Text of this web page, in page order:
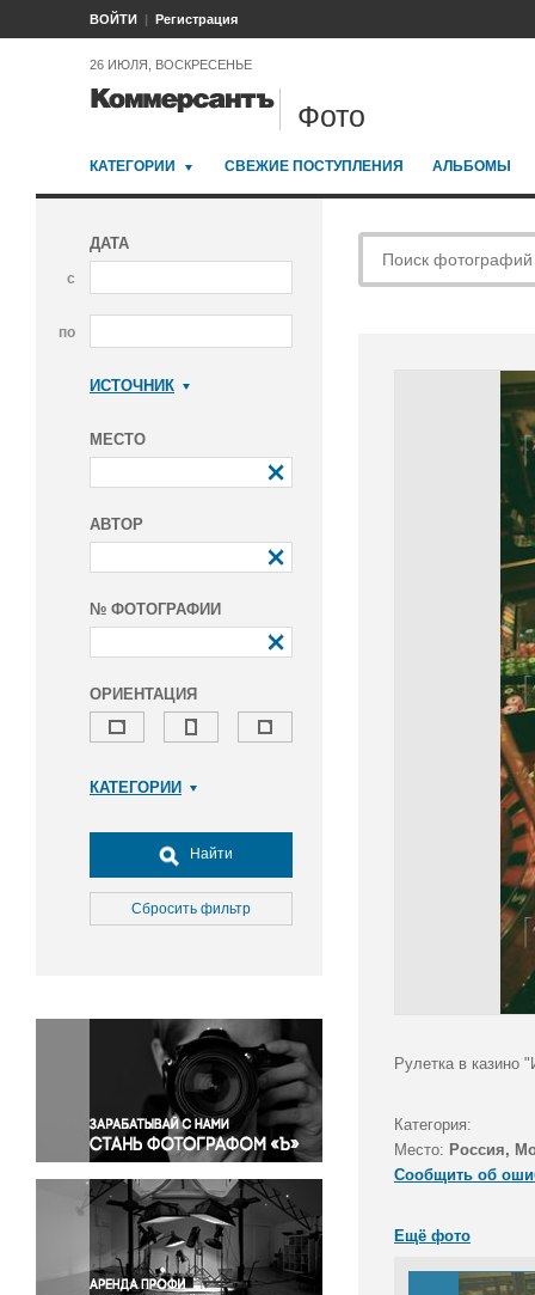
ВОЙТИ Регистрация
26 ИЮЛЯ, ВОСКРЕСЕНЬЕ
Фото
КАТЕГОРИИ СВЕЖИЕ ПОСТУПЛЕНИЯ АЛЬБОМЫ
ДАТА
с
по
ИСТОЧНИК
МЕСТО
АВТОР
№ ФОТОГРАФИИ
ОРИЕНТАЦИЯ
КАТЕГОРИИ
Досуг, туризм и отдых
Культура
Медицина
Окружающая среда
Политика
Правосудие
Происшествия и конфликты
Религия
Светская жизнь
Спорт
Экология
Экономика и бизнес
Найти
Сбросить фильтр
Рулетка в казино
Категория:
Место: Россия,
Сообщить об
Ещё фото